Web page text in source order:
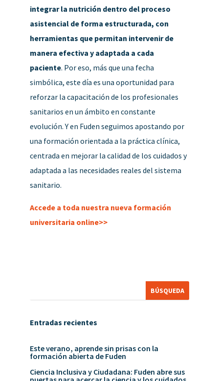
integrar la nutrición dentro del proceso
asistencial de forma estructurada, con
herramientas que permitan intervenir de
manera efectiva y adaptada a cada
paciente. Por eso, más que una fecha
simbólica, este día es una oportunidad para
reforzar la capacitación de los profesionales
sanitarios en un ámbito en constante
evolución. Y en Fuden seguimos apostando por
una formación orientada a la práctica clínica,
centrada en mejorar la calidad de los cuidados y
adaptada a las necesidades reales del sistema
sanitario.
Accede a toda nuestra nueva formación
universitaria online>>
Entradas recientes
Este verano, aprende sin prisas con la
formación abierta de Fuden
Ciencia Inclusiva y Ciudadana: Fuden abre sus